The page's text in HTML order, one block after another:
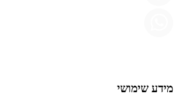
מידע שימושי